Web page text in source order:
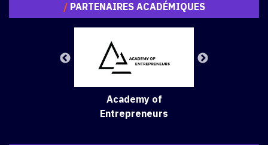
/PARTENAIRES ACADÉMIQUES
Academy of
Entrepreneurs